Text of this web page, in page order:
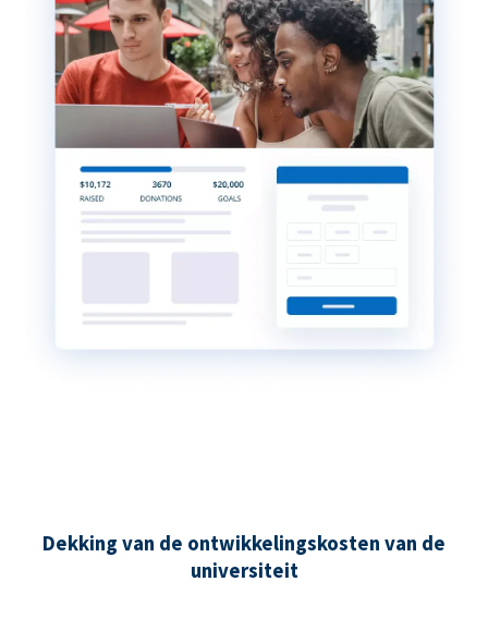
Dekking van de ontwikkelingskosten van de
universiteit